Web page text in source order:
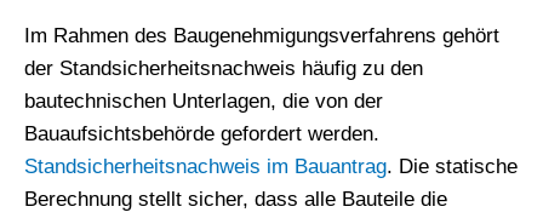
Im Rahmen des Baugenehmigungsverfahrens gehört
der Standsicherheitsnachweis häufig zu den
bautechnischen Unterlagen, die von der
Bauaufsichtsbehörde gefordert werden.
Standsicherheitsnachweis im Bauantrag. Die statische
Berechnung stellt sicher, dass alle Bauteile die